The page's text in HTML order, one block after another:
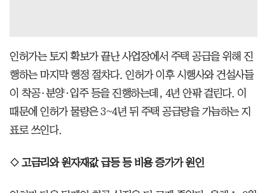
인허가는 토지 확보가 끝난 사업장에서 주택 공급을 위해 진
행하는 마지막 행정 절차다. 인허가 이후 시행사와 건설사들
이 착공·분양·입주 등을 진행하는데, 4년 안팎 걸린다. 이
때문에 인허가 물량은 3~4년 뒤 주택 공급량을 가늠하는 지
표로 쓰인다.
◇ 고금리와 원자재값 급등 등 비용 증가가 원인